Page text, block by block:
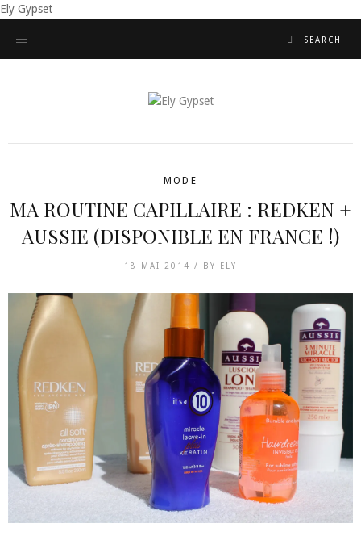
Ely Gypset
MODE
MA ROUTINE CAPILLAIRE : REDKEN +
AUSSIE (DISPONIBLE EN FRANCE !)
18 MAI 2014 / BY ELY